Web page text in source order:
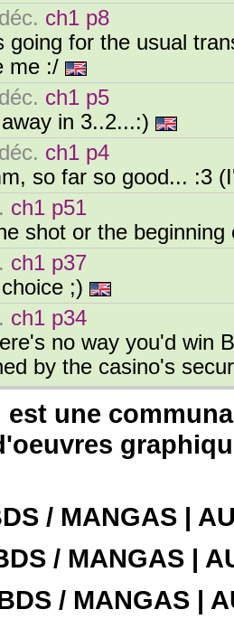
ch1 p8
going for the usual
me :/
ch1 p5
in 3..2...:)
ch1 p4
so far so good... :3
ch1 p51
shot or the
ch1 p37
;)
ch1 p34
no way you'd win
by the casino's
est une
/ MANGAS |
/ MANGAS |
/ MANGAS |